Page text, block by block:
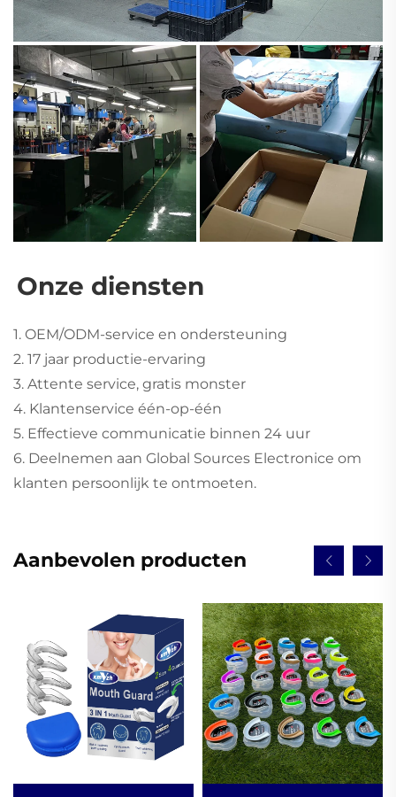
Onze diensten
1. OEM/ODM-service en ondersteuning
2. 17 jaar productie-ervaring
3. Attente service, gratis monster
4. Klantenservice één-op-één
5. Effectieve communicatie binnen 24 uur
6. Deelnemen aan Global Sources Electronice om
klanten persoonlijk te ontmoeten.
Aanbevolen producten